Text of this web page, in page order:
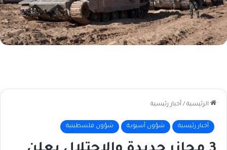
الرئيسية / أخبار رئيسية
أخبار رئيسية شؤون أسيوية شؤون فلسطينية